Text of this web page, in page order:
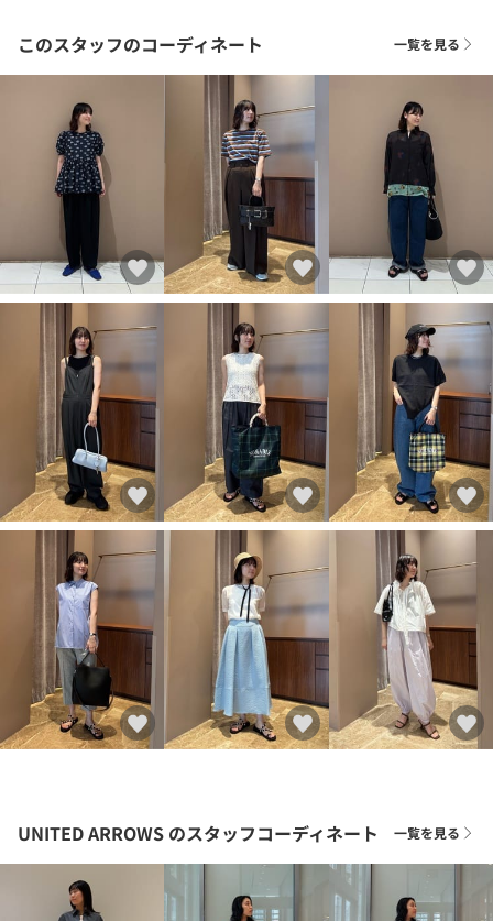
このスタッフのコーディネート 一覧を見る
UNITED ARROWS のスタッフコーディネート 一覧を見る